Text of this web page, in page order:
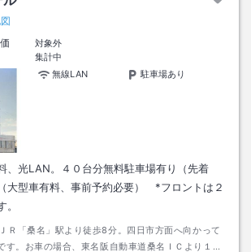
対象外
集計中
無線LAN
駐車場あり
、光LAN。４０台分無料駐車場有り（先着
大型車有料、事前予約必要） *フロントは２
Ｒ「桑名」駅より徒歩8分。四日市方面へ向かって
す。お車の場合、東名阪自動車道桑名ＩＣより１号